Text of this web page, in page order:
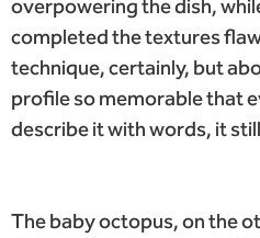
overpowering the dish,
completed the textures
technique, certainly, but
profile so memorable that
describe it with words, it
The baby octopus, on the